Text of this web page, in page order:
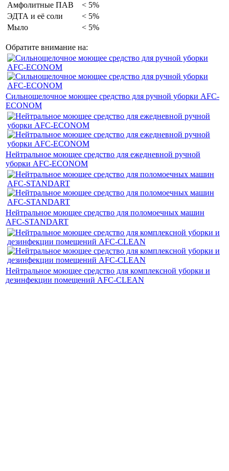
Амфолитные ПАВ
< 5%
ЭДТА и её соли
< 5%
Мыло
< 5%
Обратите внимание на:
Сильнощелочное моющее средство для ручной уборки AFC-
ECONOM
Нейтральное моющее средство для ежедневной ручной
уборки AFC-ECONOM
Нейтральное моющее средство для поломоечных машин
AFC-STANDART
Нейтральное моющее средство для комплексной уборки и
дезинфекции помещений AFC-CLEAN